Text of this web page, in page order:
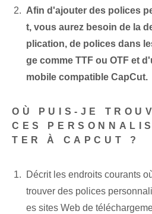
Afin d'ajouter des polices
t, vous aurez besoin de la
plication, de polices dans
ge comme TTF ou OTF et
mobile compatible CapCut.
OÙ PUIS-JE
CES
TER À CAPCUT ?
Décrit les endroits courants
trouver des polices
es sites Web de